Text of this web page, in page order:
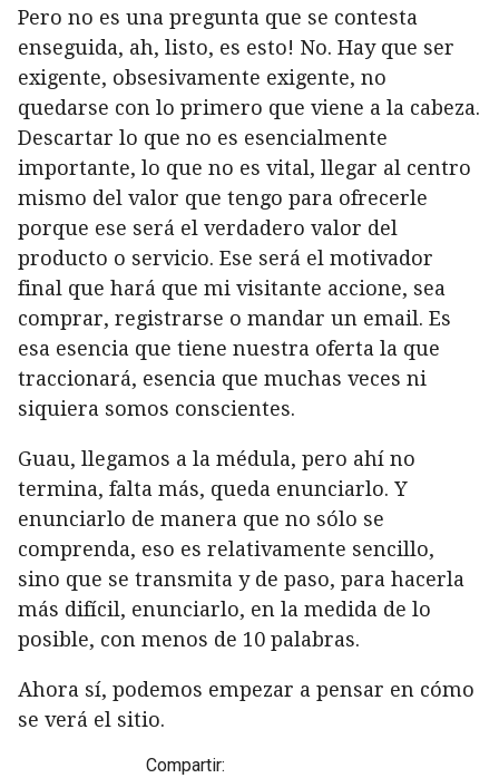
Pero no es una pregunta que se contesta
enseguida, ah, listo, es esto! No. Hay que ser
exigente, obsesivamente exigente, no
quedarse con lo primero que viene a la cabeza.
Descartar lo que no es esencialmente
importante, lo que no es vital, llegar al centro
mismo del valor que tengo para ofrecerle
porque ese será el verdadero valor del
producto o servicio. Ese será el motivador
final que hará que mi visitante accione, sea
comprar, registrarse o mandar un email. Es
esa esencia que tiene nuestra oferta la que
traccionará, esencia que muchas veces ni
siquiera somos conscientes.
Guau, llegamos a la médula, pero ahí no
termina, falta más, queda enunciarlo. Y
enunciarlo de manera que no sólo se
comprenda, eso es relativamente sencillo,
sino que se transmita y de paso, para hacerla
más difícil, enunciarlo, en la medida de lo
posible, con menos de 10 palabras.
Ahora sí, podemos empezar a pensar en cómo
se verá el sitio.
Compartir: